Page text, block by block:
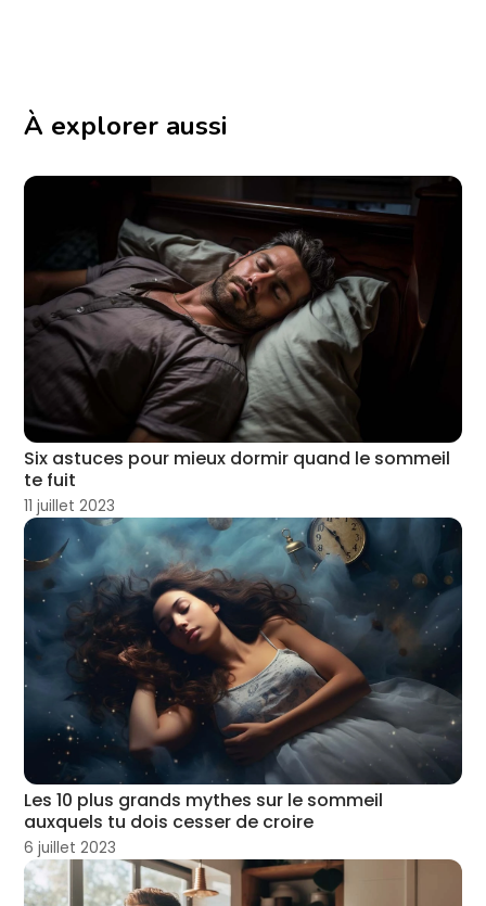
À explorer aussi
Six astuces pour mieux dormir quand le sommeil
te fuit
11 juillet 2023
Les 10 plus grands mythes sur le sommeil
auxquels tu dois cesser de croire
6 juillet 2023